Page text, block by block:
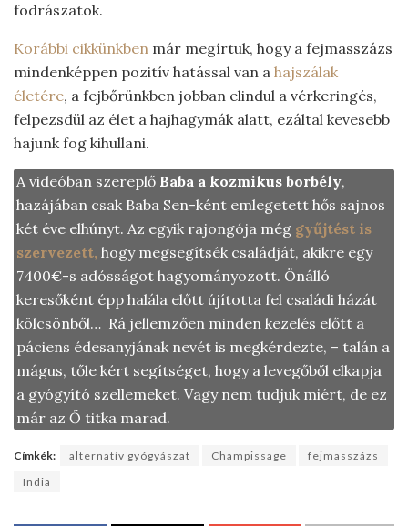
fodrászatok.
Korábbi cikkünkben már megírtuk, hogy a fejmasszázs
mindenképpen pozitív hatással van a hajszálak
életére, a fejbőrünkben jobban elindul a vérkeringés,
felpezsdül az élet a hajhagymák alatt, ezáltal kevesebb
hajunk fog kihullani.
A videóban szereplő Baba a kozmikus borbély,
hazájában csak Baba Sen-ként emlegetett hős sajnos
két éve elhúnyt. Az egyik rajongója még gyűjtést is
szervezett, hogy megsegítsék családját, akikre egy
7400€-s adósságot hagyományozott. Önálló
keresőként épp halála előtt újította fel családi házát
kölcsönből… Rá jellemzően minden kezelés előtt a
páciens édesanyjának nevét is megkérdezte, – talán a
mágus, tőle kért segítséget, hogy a levegőből elkapja
a gyógyító szellemeket. Vagy nem tudjuk miért, de ez
már az Ő titka marad.
Címkék: alternatív gyógyászat Champissage
fejmasszázs
India